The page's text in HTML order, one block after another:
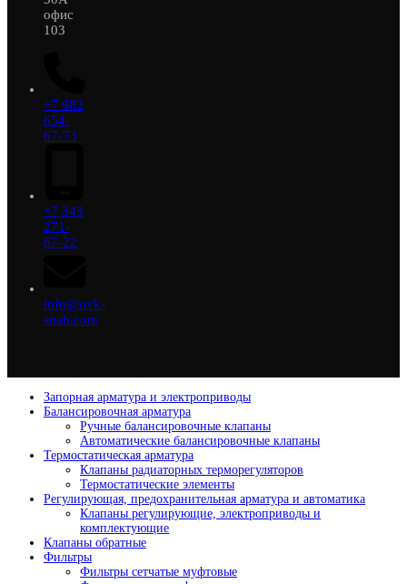
офис
103
+7 982
654-
67-73
+7 343
271-
67-22
info@ovk-
snab.com
Запорная арматура и электроприводы
Балансировочная арматура
Ручные балансировочные клапаны
Автоматические балансировочные клапаны
Термостатическая арматура
Клапаны радиаторных терморегуляторов
Термостатические элементы
Регулирующая, предохранительная арматура и автоматика
Клапаны регулирующие, электроприводы и
комплектующие
Клапаны обратные
Фильтры
Фильтры сетчатые муфтовые